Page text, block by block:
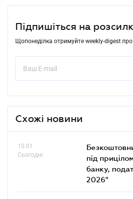
Підпишіться на
Щопонеділка отримуйте weekly-digest про
Схожі новини
10.01
Сьогодні
під
банку,
2026"